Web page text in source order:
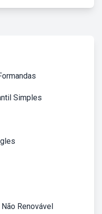
Simples
Renovável